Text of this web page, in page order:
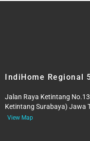
IndiHome Regional
Jalan Raya Ketintang
Ketintang Surabaya) Jawa
View Map